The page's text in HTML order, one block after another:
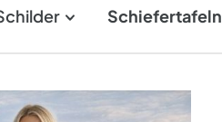
Schiefertafeln